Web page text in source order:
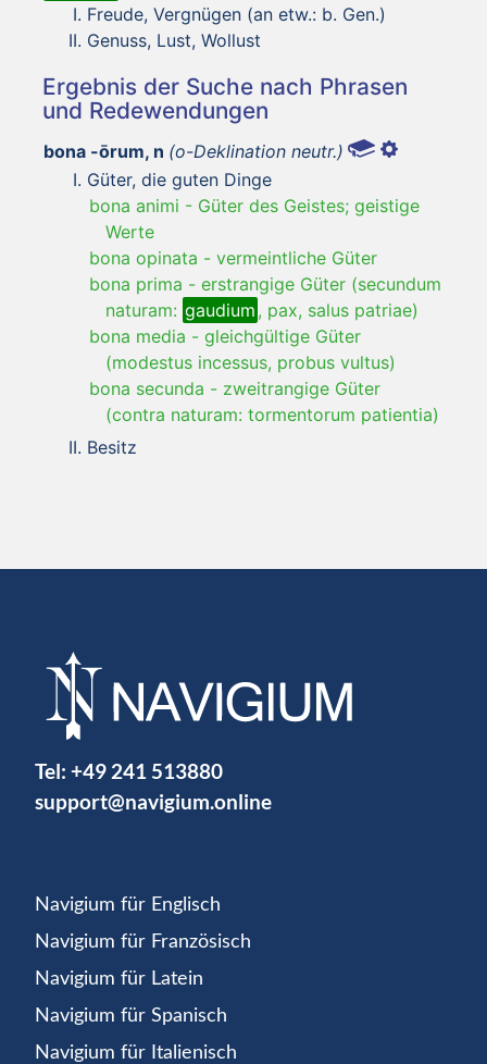
Freude, Vergnügen (an etw.: b. Gen.)
Genuss, Lust, Wollust
Ergebnis der Suche nach Phrasen
und Redewendungen
bona -ōrum, n (o-Deklination neutr.)
Güter, die guten Dinge
bona animi - Güter des Geistes; geistige
Werte
bona opinata - vermeintliche Güter
bona prima - erstrangige Güter (secundum
naturam: gaudium , pax, salus patriae)
bona media - gleichgültige Güter
(modestus incessus, probus vultus)
bona secunda - zweitrangige Güter
(contra naturam: tormentorum patientia)
Besitz
Tel: +49 241 513880
support@navigium.online
Navigium für Englisch
Navigium für Französisch
Navigium für Latein
Navigium für Spanisch
Navigium für Italienisch